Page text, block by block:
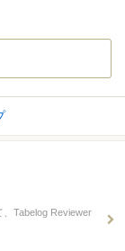
Tabelog Reviewer